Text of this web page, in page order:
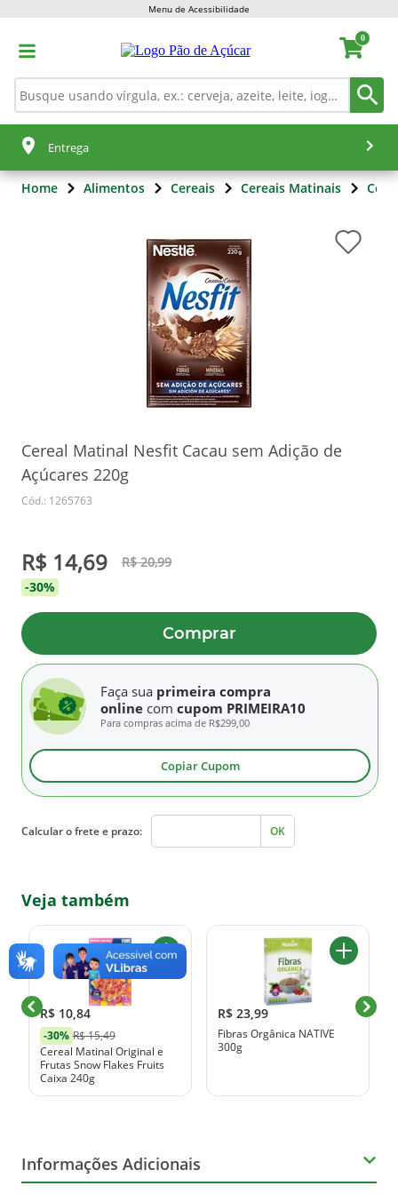
Menu de Acessibilidade
0
Entrega
Home Alimentos Cereais Cereais Matinais
Cereal Matinal Nesfit Cacau sem Adição de
Açúcares 220g
Cód.: 1265763
R$ 14,69
R$ 20,99
-30%
Comprar
Faça sua primeira compra
online com cupom PRIMEIRA10
Para compras acima de R$299,00
Copiar Cupom
Calcular o frete e prazo: OK
Veja também
R$ 10,84
-30% R$ 15,49
Cereal Matinal Original e
Frutas Snow Flakes Fruits
Caixa 240g
R$ 23,99
Fibras Orgânica NATIVE
300g
Informações Adicionais